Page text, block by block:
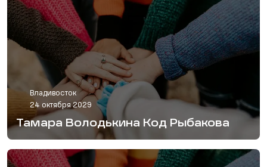
Владивосток
24 октября 2029
Тамара Володькина Код Рыбакова